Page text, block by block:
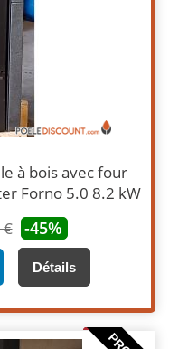
à bois avec four
Forno 5.0 8.2 kW
-45%
Détails